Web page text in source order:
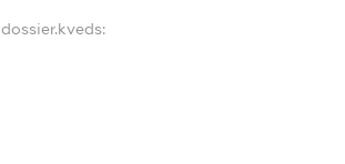
dossier.kveds: